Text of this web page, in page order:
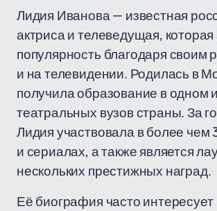
Лидия Иванова — известная
актриса и телеведущая,
популярность благодаря своим
и на телевидении. Родилась в
получила образование в одном
театральных вузов страны. За
Лидия участвовала в более
и сериалах, а также является
нескольких престижных наград.
Её биография часто интересует